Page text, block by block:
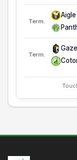
Term.
Aigle
Term.